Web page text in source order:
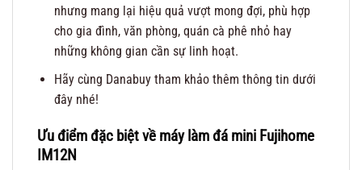
nhưng mang lại hiệu quả vượt mong đợi, phù hợp
cho gia đình, văn phòng, quán cà phê nhỏ hay
những không gian cần sự linh hoạt.
Hãy cùng Danabuy tham khảo thêm thông tin dưới
đây nhé!
Ưu điểm đặc biệt về máy làm đá mini Fujihome
IM12N